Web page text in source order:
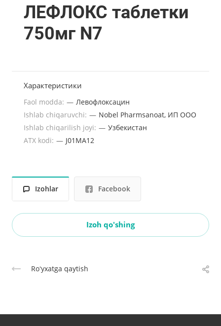
ЛЕФЛОКС таблетки
750мг N7
Характеристики
Faol modda: — Левофлоксацин
Ishlab chiqaruvchi: — Nobel Pharmsanoat, ИП ООО
Ishlab chiqarilish joyi: — Узбекистан
ATX kodi: — J01MA12
Izohlar Facebook
Izoh qo'shing
Roʻyxatga qaytish